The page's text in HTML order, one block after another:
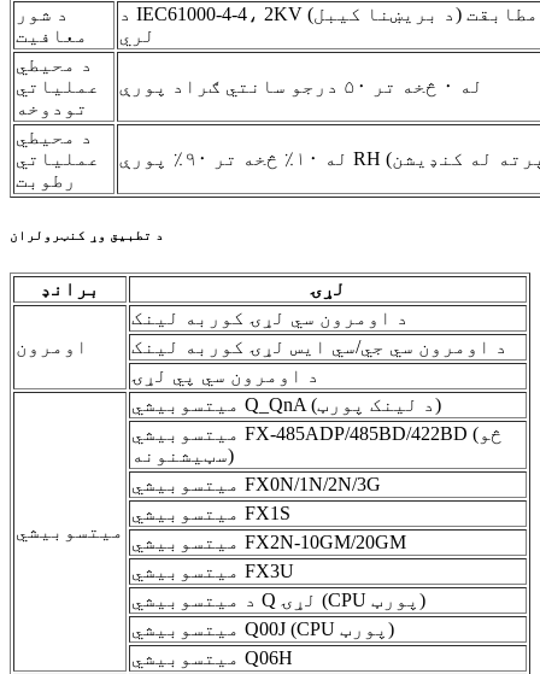
د شور
معافیت
د IEC61000-4-4، 2KV (د بریښنا کیبل) سره مطابقت
لري
د محیطي
عملیاتي
تودوخه
له ۰ څخه تر ۵۰ درجو سانتي ګراد پورې
د محیطي
عملیاتي
رطوبت
د تطبیق وړ کنټرولران
برانډ لړۍ
اومرون
د اومرون سي لړۍ کوربه لینک
د اومرون سي جي/سي ايس لړۍ کوربه لینک
د اومرون سي پي لړۍ
میتسوبیشي
میتسوبیشي Q_QnA (د لینک پورټ)
میتسوبیشي FX-485ADP/485BD/422BD (څو
سټیشنونه)
میتسوبیشي FX0N/1N/2N/3G
میتسوبیشي FX1S
میتسوبیشي FX2N-10GM/20GM
میتسوبیشي FX3U
د میتسوبیشي Q لړۍ (CPU پورټ)
میتسوبیشي Q00J (CPU پورټ)
میتسوبیشي Q06H